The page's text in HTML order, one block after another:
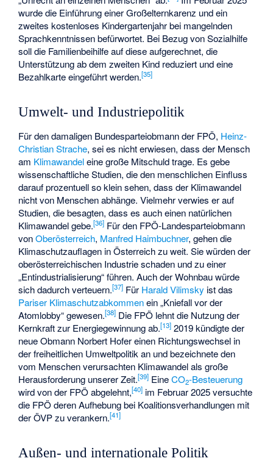
wurde die Einführung einer Großelternkarenz und ein
zweites kostenloses Kindergartenjahr bei mangelnden
Sprachkenntnissen befürwortet. Bei Bezug von Sozialhilfe
soll die Familienbeihilfe auf diese aufgerechnet, die
Unterstützung ab dem zweiten Kind reduziert und eine
Bezahlkarte eingeführt werden.[35]
Umwelt- und Industriepolitik
Für den damaligen Bundesparteiobmann der FPÖ, Heinz-
Christian Strache, sei es nicht erwiesen, dass der Mensch
am Klimawandeleine große Mitschuld trage. Es gebe
wissenschaftliche Studien, die den menschlichen Einfluss
darauf prozentuell so klein sehen, dass der Klimawandel
nicht von Menschen abhänge. Vielmehr verwies er auf
Studien, die besagten, dass es auch einen natürlichen
Klimawandel gebe.[36] Für den FPÖ-Landesparteiobmann
vonOberösterreich, Manfred Haimbuchner, gehen die
Klimaschutzauflagen in Österreich zu weit. Sie würden der
oberösterreichischen Industrie schaden und zu einer
„Entindustrialisierung“ führen. Auch der Wohnbau würde
sich dadurch verteuern.[37] Für Harald Vilimsky ist das
Pariser Klimaschutzabkommenein „Kniefall vor der
Atomlobby“ gewesen.[38] Die FPÖ lehnt die Nutzung der
Kernkraft zur Energiegewinnung ab.[13] 2019 kündigte der
neue Obmann Norbert Hofer einen Richtungswechsel in
der freiheitlichen Umweltpolitik an und bezeichnete den
vom Menschen verursachten Klimawandel als große
Herausforderung unserer Zeit.[39] EineCO2-Besteuerung
wird von der FPÖ abgelehnt,[40] im Februar 2025 versuchte
die FPÖ deren Aufhebung bei Koalitionsverhandlungen mit
der ÖVP zu verankern.[41]
Außen- und internationale Politik